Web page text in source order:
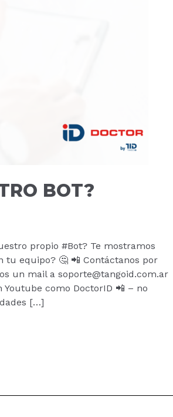
BOT?
propio #Bot? Te mostramos
equipo? 🤔 📲 Contáctanos por
un mail a soporte@tangoid.com.ar
como DoctorID 📲 – no
[…]